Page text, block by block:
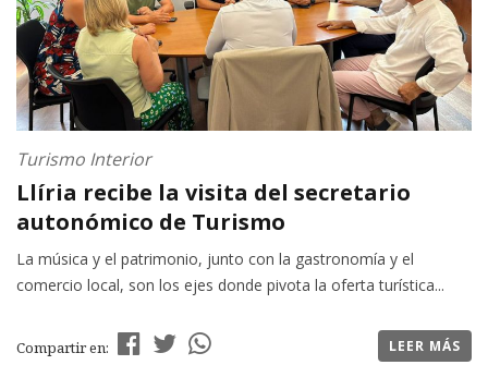
Turismo Interior
Llíria recibe la visita del secretario
autonómico de Turismo
La música y el patrimonio, junto con la gastronomía y el
comercio local, son los ejes donde pivota la oferta turística...
Compartir en: LEER MÁS